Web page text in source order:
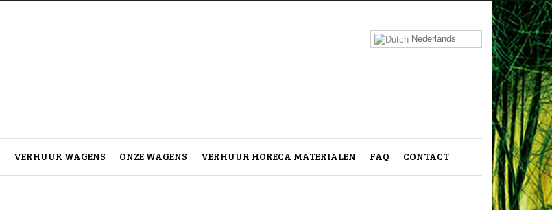
Nederlands
VERHUUR WAGENS ONZE WAGENS VERHUUR HORECA MATERIALEN FAQ CONTACT